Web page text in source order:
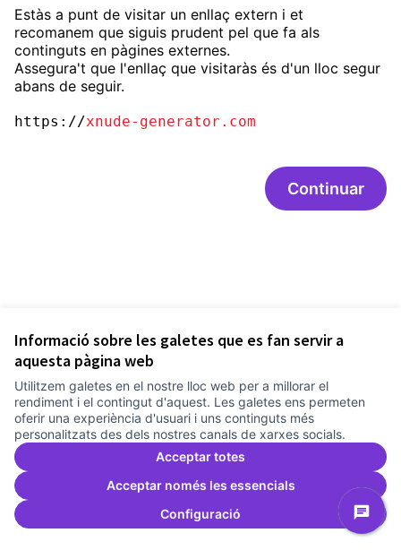
Informació sobre les galetes que es fan servir a
aquesta pàgina web
Utilitzem galetes en el nostre lloc web per a millorar el
rendiment i el contingut d'aquest. Les galetes ens permeten
oferir una experiència d'usuari i uns continguts més
personalitzats des dels nostres canals de xarxes socials.
Acceptar totes
Acceptar només les essencials
Configuració
Estàs a punt de visitar un enllaç extern i et
recomanem que siguis prudent pel que fa als
continguts en pàgines externes.
Assegura't que l'enllaç que visitaràs és d'un lloc segur
abans de seguir.
https://xnude-generator.com
Continuar
Termes i condicions d'ús
Configuració de les galetes
Comunitat Canòdrom a Facebook
(Link externo)
Comunitat Canòdrom a Instagram
(Link externo)
Comunitat Canòdrom a YouTube
(Link externo)
Català
Triar la llengua Elegir el idiomaChoose language
(Link externo)
Web creada amb